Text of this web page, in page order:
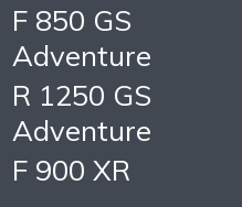
F 850 GS
Adventure
R 1250 GS
Adventure
F 900 XR